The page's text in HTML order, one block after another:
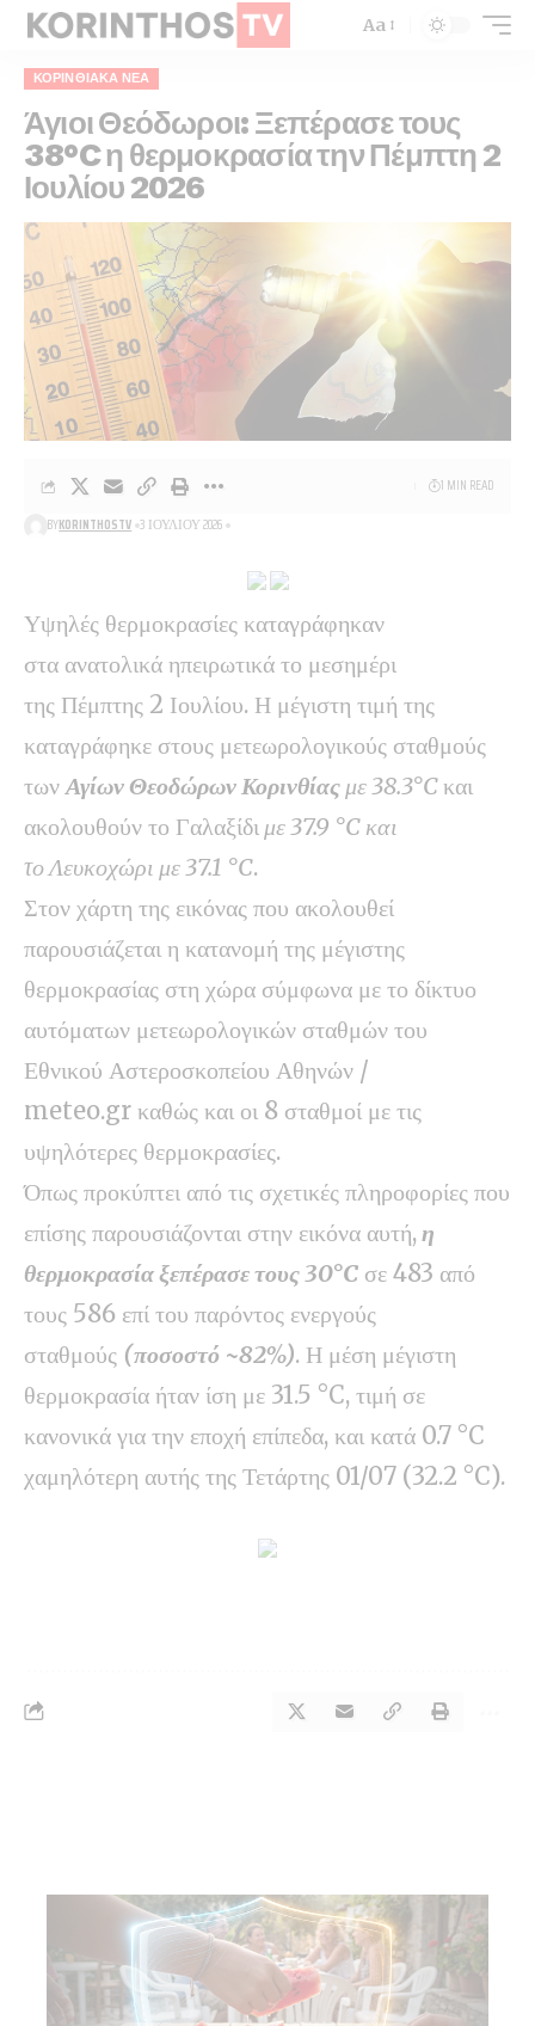
Aa
ΚΟΡΙΝΘΙΑΚΆ ΝΈΑ
Άγιοι Θεόδωροι: Ξεπέρασε τους
38°C η θερμοκρασία την Πέμπτη 2
Ιουλίου 2026
BYKORINTHOSTV 3 ΙΟΥΛΊΟΥ 2026
1 MIN READ
Υψηλές θερμοκρασίες καταγράφηκαν
στα ανατολικά ηπειρωτικά το μεσημέρι
της Πέμπτης 2 Ιουλίου. Η μέγιστη τιμή της
καταγράφηκε στους μετεωρολογικούς σταθμούς
των Αγίων Θεοδώρων Κορινθίας με 38.3°Cκαι
ακολουθούν το Γαλαξίδι με 37.9 °C και
το Λευκοχώρι με 37.1 °C.
Στον χάρτη της εικόνας που ακολουθεί
παρουσιάζεται η κατανομή της μέγιστης
θερμοκρασίας στη χώρα σύμφωνα με το δίκτυο
αυτόματων μετεωρολογικών σταθμών του
Εθνικού Αστεροσκοπείου Αθηνών /
meteo.gr καθώς και οι 8 σταθμοί με τις
υψηλότερες θερμοκρασίες.
Όπως προκύπτει από τις σχετικές πληροφορίες που
επίσης παρουσιάζονται στην εικόνα αυτή, η
θερμοκρασία ξεπέρασε τους 30°C σε 483 από
τους 586 επί του παρόντος ενεργούς
σταθμούς (ποσοστό ~82%). Η μέση μέγιστη
θερμοκρασία ήταν ίση με 31.5 °C, τιμή σε
κανονικά για την εποχή επίπεδα, και κατά 0.7 °C
χαμηλότερη αυτής της Τετάρτης 01/07 (32.2 °C).